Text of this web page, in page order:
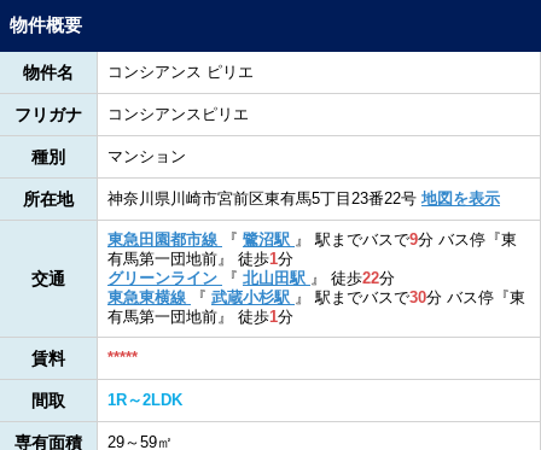
物件概要
物件名 コンシアンス ピリエ
フリガナ コンシアンスピリエ
種別 マンション
所在地 神奈川県川崎市宮前区東有馬5丁目23番22号 地図を表示
交通
東急田園都市線 『 鷺沼駅 』 駅までバスで9分 バス停『東
有馬第一団地前』 徒歩1分
グリーンライン
『 北山田駅 』 徒歩22分
東急東横線
『 武蔵小杉駅 』 駅までバスで30分 バス停『東
有馬第一団地前』 徒歩1分
賃料 *****
間取 1R～2LDK
専有面積 29～59㎡